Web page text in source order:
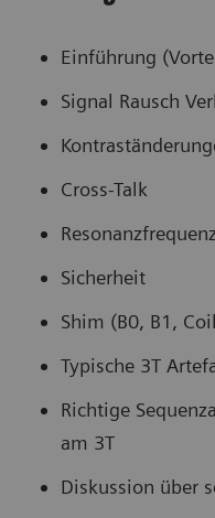
Einführung
Signal Rausch
Cross-Talk
Sicherheit
Shim (B0, B1,
Typische 3T
Richtige
am 3T
Diskussion über